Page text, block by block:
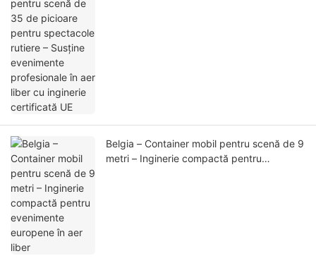
Belgia – Container mobil pentru scenă de 9
metri – Inginerie compactă pentru